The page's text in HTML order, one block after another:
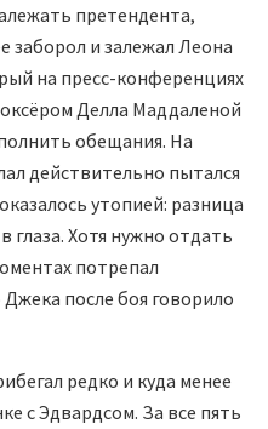
претендента,
заборол и залежал Леона
на пресс-конференциях
Делла Маддаленой
обещания. На
действительно пытался
утопией: разница
глаза. Хотя нужно отдать
потрепал
после боя говорило
редко и куда менее
с Эдвардсом. За все пять